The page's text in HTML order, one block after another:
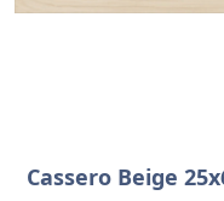
Cassero Beige